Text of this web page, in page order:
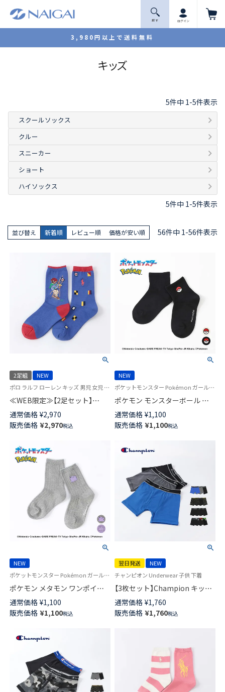
3,980円以上で送料無料
探 す ログイン
キッズ
5件中 1-5件表示
スクールソックス
クルー
スニーカー
ショート
ハイソックス
5件中 1-5件表示
並び替え 新着順 レビュー順 価格が安い順 56件中 1-56件表示
2足組
NEW
ポロ ラルフ ローレン キッズ 男児 女児 靴下 カジュアル 26SS
≪WEB限定≫【2足セット】
POLO RALPH LAUREN SAILING
BEAR ＆ FLAG クルー丈 ソック
ス キッズ 94821200
通常価格 ¥2,970
販売価格 ¥2,970税込
NEW
ポケットモンスター Pokémon ガールズ ボーイズ 子供
ポケモン モンスターボール ワ
ンポイント ショート丈 ソック
ス キッズ 04147306
通常価格 ¥1,100
販売価格 ¥1,100税込
NEW
ポケットモンスター Pokémon ガールズ ボーイズ 靴下 子供
ポケモン メタモン ワンポイン
ト リブ クルー丈 ソックス キッ
ズ 04147305
通常価格 ¥1,100
販売価格 ¥1,100税込
翌日発送
NEW
チャンピオン Underwear 子供 下着
【3枚セット】Champion キッズ
ボクサーパンツ 抗菌防臭 前開
き Cotton Stretch Trunk 【365
日最短翌日発送】 95452002
通常価格 ¥1,760
販売価格 ¥1,760税込